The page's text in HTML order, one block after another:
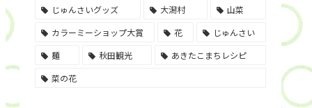
じゅんさいグッズ 大潟村
山菜
カラーミーショップ大賞
花
じゅんさい
麺
秋田観光
あきたこまちレシピ
菜の花